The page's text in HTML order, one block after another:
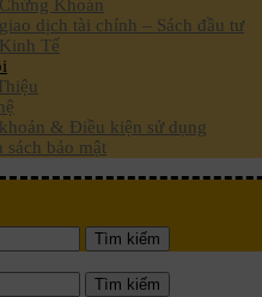
Khoán
dịch tài chính – Sách đầu tư
Tế
& Điều kiện sử dụng
sách bảo mật
Tìm kiếm
Tìm kiếm